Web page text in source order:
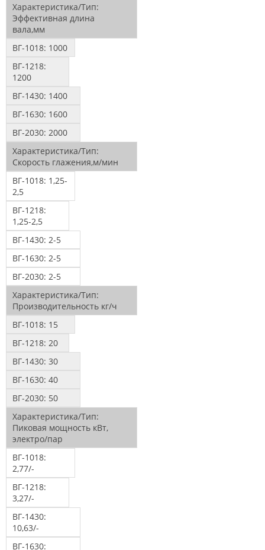
Характеристика/Тип:
Эффективная длина
вала,мм
ВГ-1018: 1000
ВГ-1218:
1200
ВГ-1430: 1400
ВГ-1630: 1600
ВГ-2030: 2000
Характеристика/Тип:
Скорость глажения,м/мин
ВГ-1018: 1,25-
2,5
ВГ-1218:
1,25-2,5
ВГ-1430: 2-5
ВГ-1630: 2-5
ВГ-2030: 2-5
Характеристика/Тип:
Производительность кг/ч
ВГ-1018: 15
ВГ-1218: 20
ВГ-1430: 30
ВГ-1630: 40
ВГ-2030: 50
Характеристика/Тип:
Пиковая мощность кВт,
электро/пар
ВГ-1018:
2,77/-
ВГ-1218:
3,27/-
ВГ-1430:
10,63/-
ВГ-1630: